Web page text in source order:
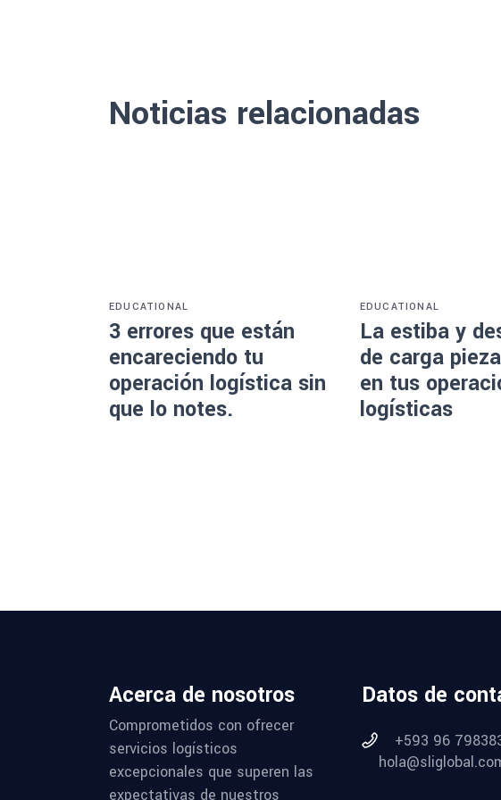
Noticias relacionadas
EDUCATIONAL
3 errores que están
encareciendo tu
operación logística sin
que lo notes.
EDUCATIONAL
La estiba y
de carga
en tus
logísticas
Acerca de nosotros
Comprometidos con ofrecer
servicios logísticos
excepcionales que superen las
expectativas de nuestros
Datos de
+593 96